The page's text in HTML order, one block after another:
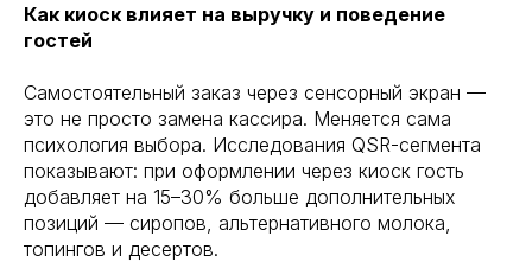
Как киоск влияет на выручку и поведение
гостей
Самостоятельный заказ через сенсорный экран —
это не просто замена кассира. Меняется сама
психология выбора. Исследования QSR-сегмента
показывают: при оформлении через киоск гость
добавляет на 15–30% больше дополнительных
позиций — сиропов, альтернативного молока,
топингов и десертов.